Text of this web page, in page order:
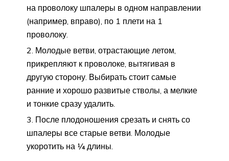
на проволоку шпалеры в одном направлении
(например, вправо), по 1 плети на 1
проволоку.
Молодые ветви, отрастающие летом,
прикрепляют к проволоке, вытягивая в
другую сторону. Выбирать стоит самые
ранние и хорошо развитые стволы, а мелкие
и тонкие сразу удалить.
После плодоношения срезать и снять со
шпалеры все старые ветви. Молодые
укоротить на ¼ длины.